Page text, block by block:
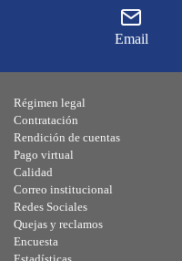
Email
Régimen legal
Contratación
Rendición de cuentas
Pago virtual
Calidad
Correo institucional
Redes Sociales
Quejas y reclamos
Encuesta